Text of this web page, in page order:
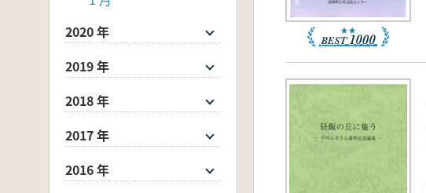
2020 年
2019 年
2018 年
2017 年
2016 年